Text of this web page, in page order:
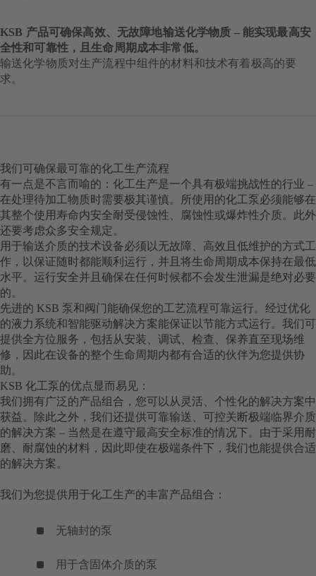
KSB 产品可确保高效、无故障地输送化学物质 – 能实现最高安
全性和可靠性，且生命周期成本非常低。
输送化学物质对生产流程中组件的材料和技术有着极高的要
求。
我们可确保最可靠的化工生产流程
有一点是不言而喻的：化工生产是一个具有极端挑战性的行业 –
在处理待加工物质时需要极其谨慎。所使用的化工泵必须能够在
其整个使用寿命内安全耐受侵蚀性、腐蚀性或爆炸性介质。此外
还要考虑众多安全规定。
用于输送介质的技术设备必须以无故障、高效且低维护的方式工
作，以保证随时都能顺利运行，并且将生命周期成本保持在最低
水平。运行安全并且确保在任何时候都不会发生泄漏是绝对必要
的。
先进的 KSB 泵和阀门能确保您的工艺流程可靠运行。经过优化
的液力系统和智能驱动解决方案能保证以节能方式运行。我们可
提供全方位服务，包括从安装、调试、检查、保养直至现场维
修，因此在设备的整个生命周期内都有合适的伙伴为您提供协
助。
KSB 化工泵的优点显而易见：
我们拥有广泛的产品组合，您可以从灵活、个性化的解决方案中
获益。除此之外，我们还提供可靠输送、可控关断极端临界介质
的解决方案 – 当然是在遵守最高安全标准的情况下。由于采用耐
磨、耐腐蚀的材料，因此即使在极端条件下，我们也能提供合适
的解决方案。
我们为您提供用于化工生产的丰富产品组合：
无轴封的泵
用于含固体介质的泵